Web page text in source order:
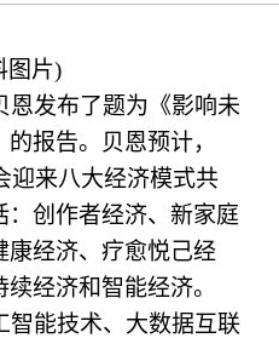
图片)
恩发布了题为《影响未
报告。贝恩预计，
迎来八大经济模式共
：创作者经济、新家庭
康经济、疗愈悦己经
经济和智能经济。
智能技术、大数据互联